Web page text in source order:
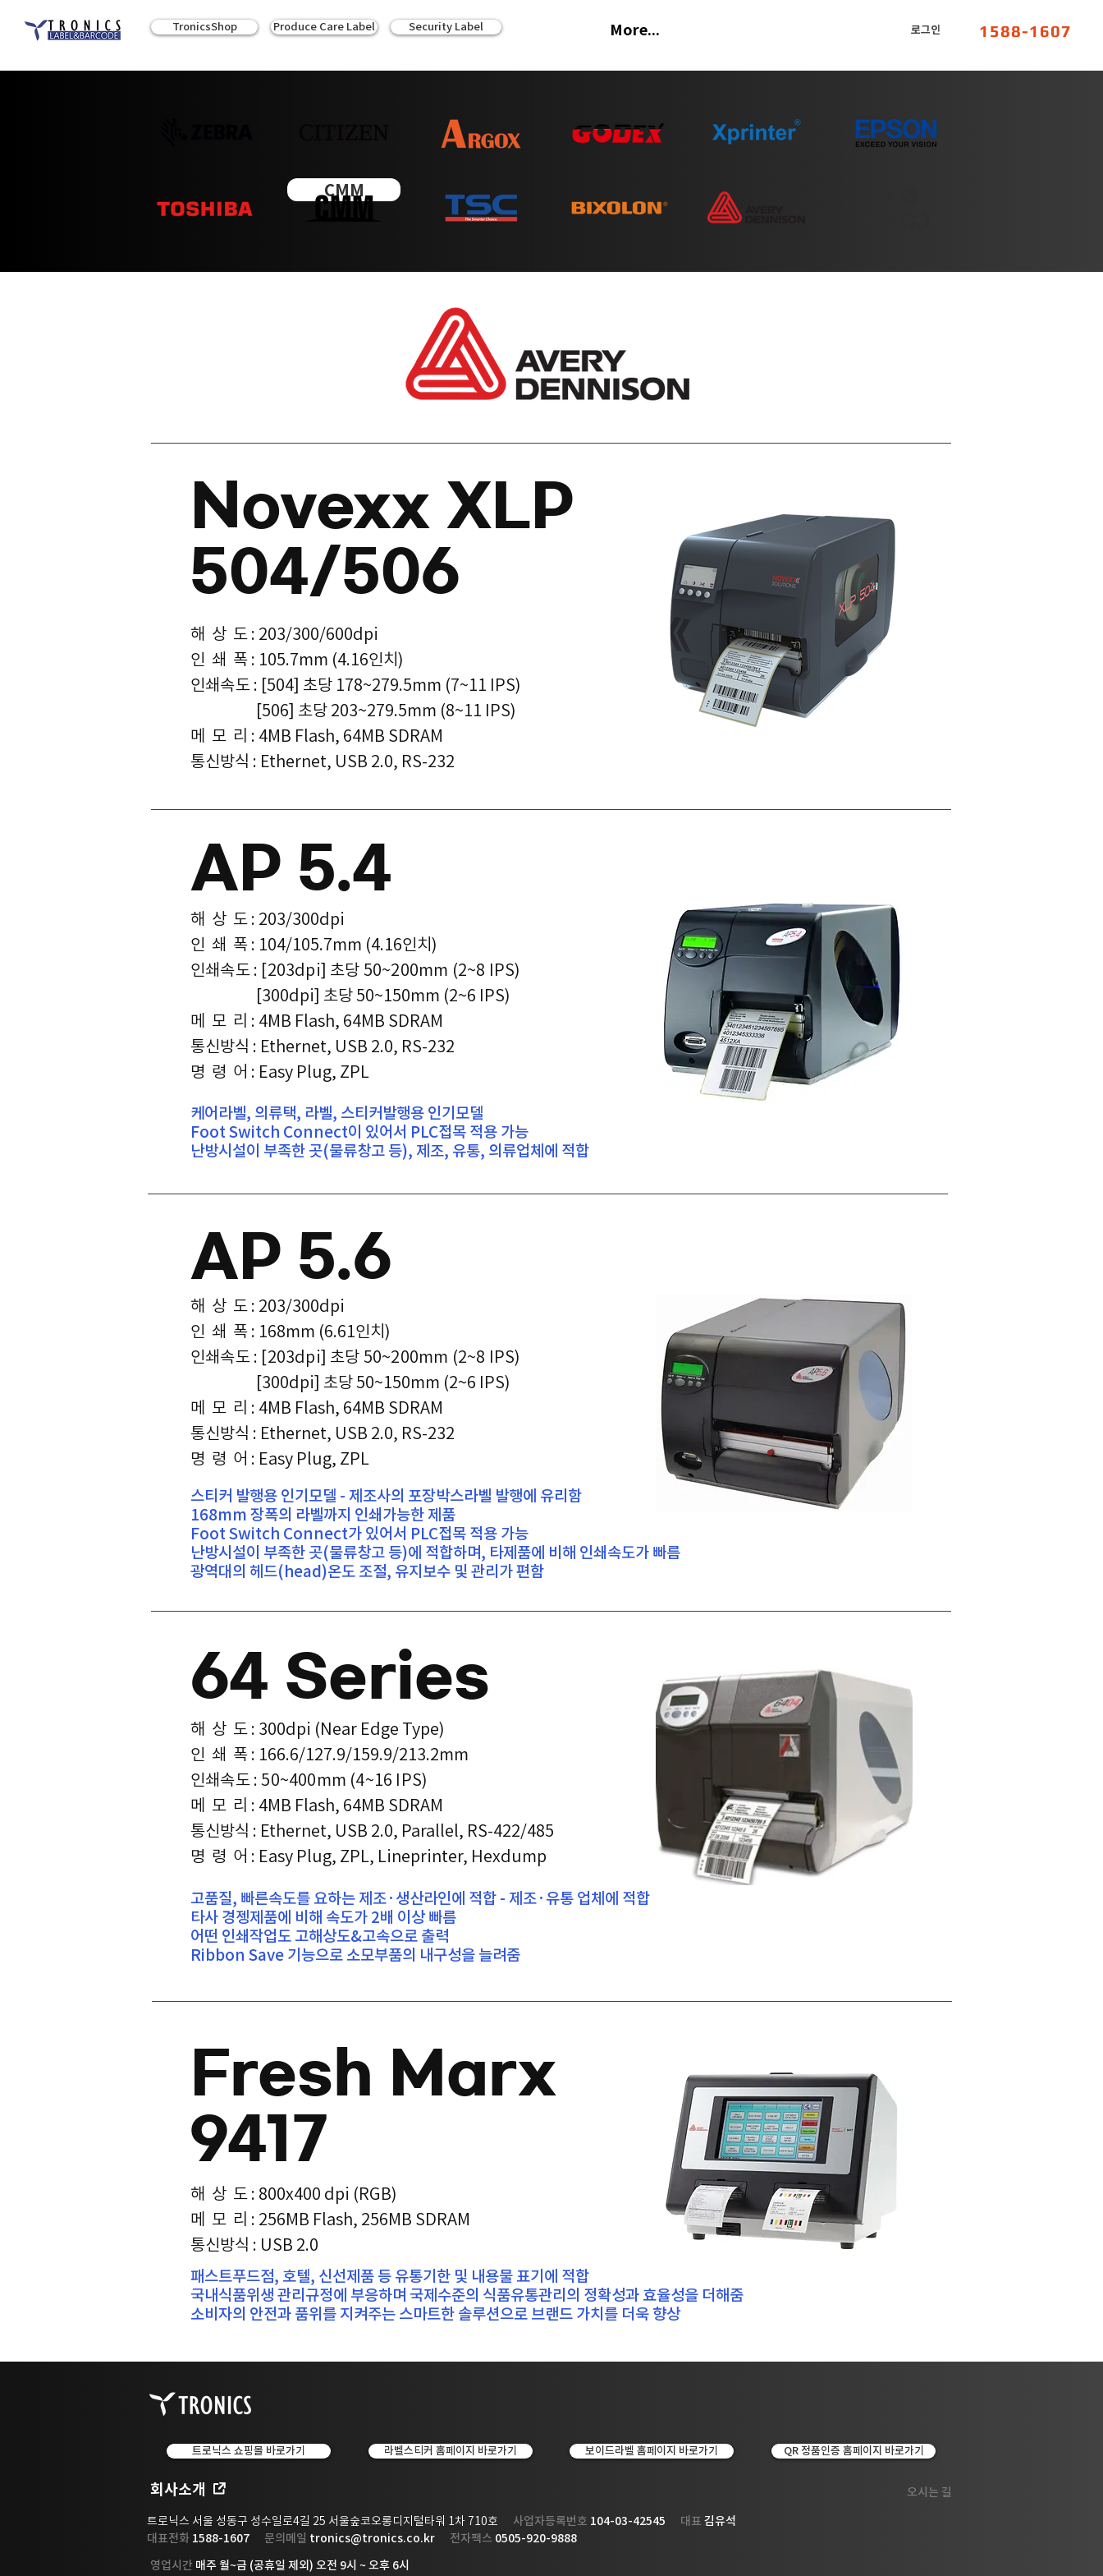
TronicsShop Produce Care Label Security Label More... 로그인 1588-1607
CMM
Novexx XLP
504/506
해 상 도 : 203/300/600dpi
인 쇄 폭 : 105.7mm (4.16인치)
인쇄속도 : [504] 초당 178~279.5mm (7~11 IPS)
[506] 초당 203~279.5mm (8~11 IPS)
메 모 리 : 4MB Flash, 64MB SDRAM
​통신방식 : Ethernet, USB 2.0, RS-232
AP 5.4
해 상 도 : 203/300dpi
인 쇄 폭 : 104/105.7mm (4.16인치)
인쇄속도 : [203dpi] 초당 50~200mm (2~8 IPS)
[300dpi] 초당 50~150mm (2~6 IPS)
메 모 리 : 4MB Flash, 64MB SDRAM
​통신방식 : Ethernet, USB 2.0, RS-232
명 령 어 : Easy Plug, ZPL
케어라벨, 의류택, 라벨, 스티커발행용 인기모델
Foot Switch Connect이 있어서 PLC접목 적용 가능
난방시설이 부족한 곳(물류창고 등), 제조, 유통, 의류업체에 적합
AP 5.6
해 상 도 : 203/300dpi
인 쇄 폭 : 168mm (6.61인치)
인쇄속도 : [203dpi] 초당 50~200mm (2~8 IPS)
[300dpi] 초당 50~150mm (2~6 IPS)
메 모 리 : 4MB Flash, 64MB SDRAM
​통신방식 : Ethernet, USB 2.0, RS-232
명 령 어 : Easy Plug, ZPL
스티커 발행용 인기모델 - 제조사의 포장박스라벨 발행에 유리함
168mm 장폭의 라벨까지 인쇄가능한 제품
Foot Switch Connect가 있어서 PLC접목 적용 가능
난방시설이 부족한 곳(물류창고 등)에 적합하며, 타제품에 비해 인쇄속도가 빠름
​광역대의 헤드(head)온도 조절, 유지보수 및 관리가 편함
64 Series
해 상 도 : 300dpi (Near Edge Type)
인 쇄 폭 : 166.6/127.9/159.9/213.2mm
인쇄속도 : 50~400mm (4~16 IPS)
메 모 리 : 4MB Flash, 64MB SDRAM
​통신방식 : Ethernet, USB 2.0, Parallel, RS-422/485
명 령 어 : Easy Plug, ZPL, Lineprinter, Hexdump
​고품질, 빠른속도를 요하는 제조·생산라인에 적합 - 제조·유통 업체에 적합
타사 경젱제품에 비해 속도가 2배 이상 빠름
어떤 인쇄작업도 고해상도&고속으로 출력
​Ribbon Save 기능으로 소모부품의 내구성을 늘려줌
Fresh Marx
9417
해 상 도 : 800x400 dpi (RGB)
메 모 리 : 256MB Flash, 256MB SDRAM
​통신방식 : USB 2.0
패스트푸드점, 호텔, 신선제품 등 유통기한 및 내용물 표기에 적합
국내식품위생 관리규정에 부응하며 국제수준의 식품유통관리의 정확성과 효율성을 더해줌
소비자의 안전과 품위를 지켜주는 스마트한 솔루션으로 브랜드 가치를 더욱 향상
트로닉스 쇼핑몰 바로가기
회사소개
라벨스티커 홈페이지 바로가기 보이드라벨 홈페이지 바로가기 QR 정품인증 홈페이지 바로가기
오시는 길
트로닉스 서울 성동구 성수일로4길 25 서울숲코오롱디지털타워 1차 710호 ​사업자등록번호 104-03-42545 대표 김유석
대표전화 1588-1607 문의메일 tronics@tronics.co.kr 전자팩스 0505-920-9888
영업시간 매주 월~금 (공휴일 제외) 오전 9시 ~ 오후 6시